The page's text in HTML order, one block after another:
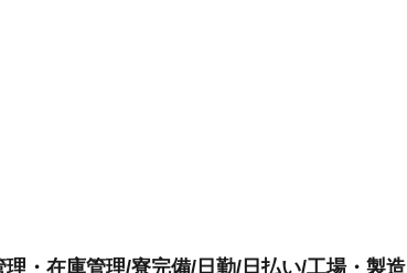
・在庫管理/寮完備/日勤/日払い/工場・製造